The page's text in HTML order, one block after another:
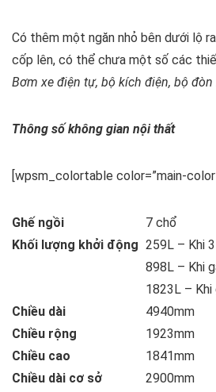
Có thêm một ngăn nhỏ bên dưới lộ
cốp lên, có thể chưa một số các
Bơm xe điện tự, bộ kích điện, bộ đòn
Thông số không gian nội thất
[wpsm_colortable color=”main-
Ghế ngồi
7 chổ
Khối lượng khởi động 259L – Khi
898L – Khi
1823L –
Chiều dài
4940mm
Chiều rộng
1923mm
Chiều cao
1841mm
Chiều dài cơ sở
2900mm